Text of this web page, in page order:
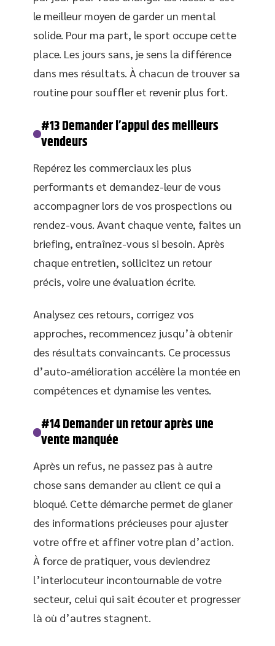
le meilleur moyen de garder un mental
solide. Pour ma part, le sport occupe cette
place. Les jours sans, je sens la différence
dans mes résultats. À chacun de trouver sa
routine pour souffler et revenir plus fort.
#13 Demander l’appui des meilleurs
vendeurs
Repérez les commerciaux les plus
performants et demandez-leur de vous
accompagner lors de vos prospections ou
rendez-vous. Avant chaque vente, faites un
briefing, entraînez-vous si besoin. Après
chaque entretien, sollicitez un retour
précis, voire une évaluation écrite.
Analysez ces retours, corrigez vos
approches, recommencez jusqu’à obtenir
des résultats convaincants. Ce processus
d’auto-amélioration accélère la montée en
compétences et dynamise les ventes.
#14 Demander un retour après une
vente manquée
Après un refus, ne passez pas à autre
chose sans demander au client ce qui a
bloqué. Cette démarche permet de glaner
des informations précieuses pour ajuster
votre offre et affiner votre plan d’action.
À force de pratiquer, vous deviendrez
l’interlocuteur incontournable de votre
secteur, celui qui sait écouter et progresser
là où d’autres stagnent.